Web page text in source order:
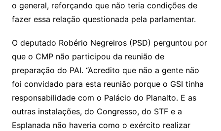
o general, reforçando que não teria condições de
fazer essa relação questionada pela parlamentar.
O deputado Robério Negreiros (PSD) perguntou por
que o CMP não participou da reunião de
preparação do PAI. “Acredito que não a gente não
foi convidado para esta reunião porque o GSI tinha
responsabilidade com o Palácio do Planalto. E as
outras instalações, do Congresso, do STF e a
Esplanada não haveria como o exército realizar